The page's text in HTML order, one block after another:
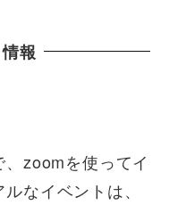
報
zoomを使ってイ
なイベントは、